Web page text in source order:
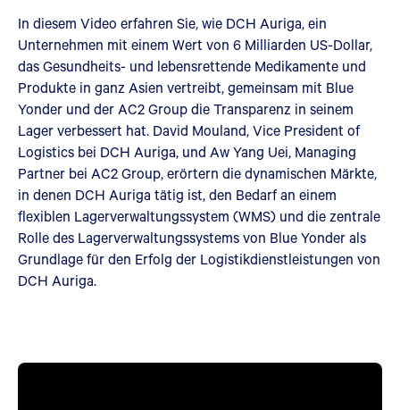
In diesem Video erfahren Sie, wie DCH Auriga, ein
Unternehmen mit einem Wert von 6 Milliarden US-Dollar,
das Gesundheits- und lebensrettende Medikamente und
Produkte in ganz Asien vertreibt, gemeinsam mit Blue
Yonder und der AC2 Group die Transparenz in seinem
Lager verbessert hat. David Mouland, Vice President of
Logistics bei DCH Auriga, und Aw Yang Uei, Managing
Partner bei AC2 Group, erörtern die dynamischen Märkte,
in denen DCH Auriga tätig ist, den Bedarf an einem
flexiblen Lagerverwaltungssystem (WMS) und die zentrale
Rolle des Lagerverwaltungssystems von Blue Yonder als
Grundlage für den Erfolg der Logistikdienstleistungen von
DCH Auriga.